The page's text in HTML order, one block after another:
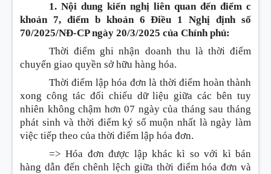
1. Nội dung kiến nghị liên quan đến điểm c
khoản 7, điểm b khoản 6 Điều 1 Nghị định số
70/2025/NĐ-CP ngày 20/3/2025 của Chính phủ:
Thời điểm ghi nhận doanh thu là thời điểm
chuyển giao quyền sở hữu hàng hóa.
Thời điểm lập hóa đơn là thời điểm hoàn thành
xong công tác đối chiếu dữ liệu giữa các bên tuy
nhiên không chậm hơn 07 ngày của tháng sau tháng
phát sinh và thời điểm ký số muộn nhất là ngày làm
việc tiếp theo của thời điểm lập hóa đơn.
=> Hóa đơn được lập khác kì so với kì bán
hàng dẫn đến chênh lệch giữa thời điểm hóa đơn và